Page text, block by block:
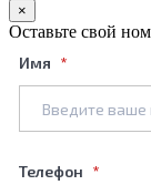
×
Оставьте свой
Имя
Телефон